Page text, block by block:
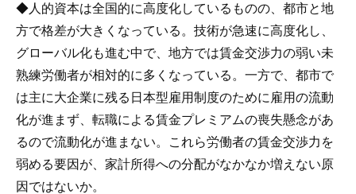
◆人的資本は全国的に高度化しているものの、都市と地
方で格差が大きくなっている。技術が急速に高度化し、
グローバル化も進む中で、地方では賃金交渉力の弱い未
熟練労働者が相対的に多くなっている。一方で、都市で
は主に大企業に残る日本型雇用制度のために雇用の流動
化が進まず、転職による賃金プレミアムの喪失懸念があ
るので流動化が進まない。これら労働者の賃金交渉力を
弱める要因が、家計所得への分配がなかなか増えない原
因ではないか。